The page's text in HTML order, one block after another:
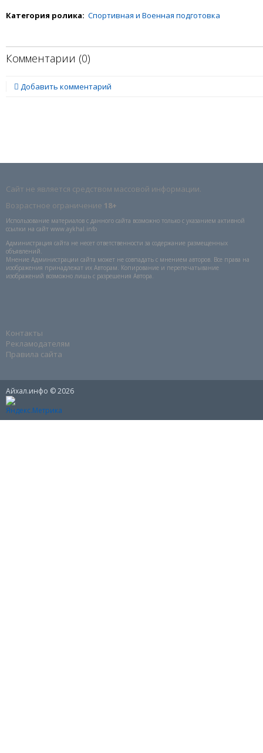
Категория ролика: Спортивная и Военная подготовка
Комментарии (0)
Добавить комментарий
Сайт не является средством массовой информации.
Возрастное ограничение 18+
Использование материалов с данного сайта возможно только с указанием активной
ссылки на сайт www.aykhal.info
Администрация сайта не несет ответственности за содержание размещенных
объявлений.
Мнение Администрации сайта может не совпадать с мнением авторов. Все права на
изображения принадлежат их Авторам. Копирование и перепечатывание
изображений возможно лишь с разрешения Автора.
Контакты
Рекламодателям
Правила сайта
Айхал.инфо © 2026